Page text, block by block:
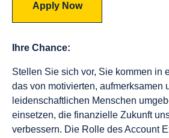
Apply Now
Ihre Chance:
Stellen Sie sich vor, Sie kommen in
das von motivierten, aufmerksamen
leidenschaftlichen Menschen
einsetzen, die finanzielle Zukunft
verbessern. Die Rolle des Account